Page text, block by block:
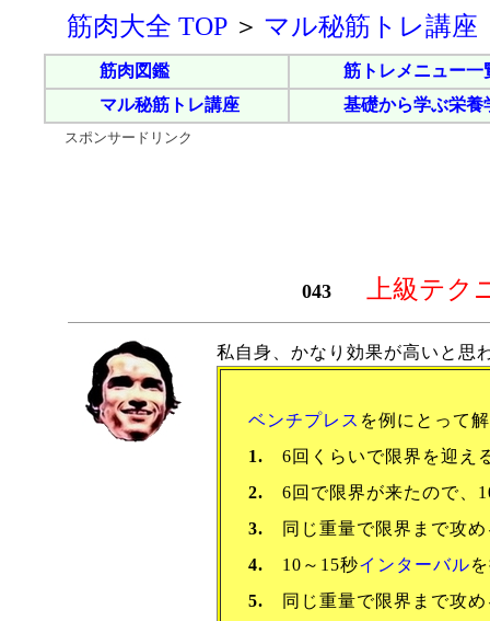
筋肉大全 TOP＞ マル秘筋トレ講座
筋肉図鑑
筋トレメニュー一
マル秘筋トレ講座
基礎から学ぶ栄養
スポンサードリンク
043 上級テ
私自身、かなり効果が高いと思
ベンチプレス を例にとって
1. 6回くらいで限界を迎え
2. 6回で限界が来たので、
3. 同じ重量で限界まで攻め
4. 10～15秒インターバル
5. 同じ重量で限界まで攻め